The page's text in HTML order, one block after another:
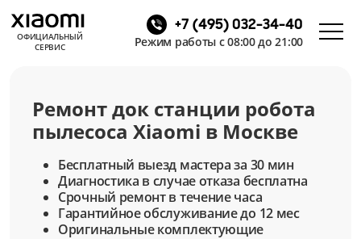
ОФИЦИАЛЬНЫЙ
СЕРВИС
+7 (495) 032-34-40
Режим работы с 08:00 до 21:00
Ремонт док станции робота
пылесоса Xiaomi в Москве
Бесплатный выезд мастера за 30 мин
Диагностика в случае отказа бесплатна
Срочный ремонт в течение часа
Гарантийное обслуживание до 12 мес
Оригинальные комплектующие